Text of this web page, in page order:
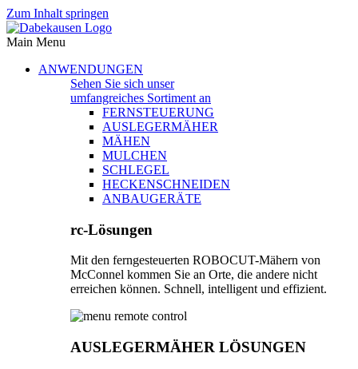
Zum Inhalt springen
Main Menu
ANWENDUNGEN
Sehen Sie sich unser
umfangreiches Sortiment an
FERNSTEUERUNG
AUSLEGERMÄHER
MÄHEN
MULCHEN
SCHLEGEL
HECKENSCHNEIDEN
ANBAUGERÄTE
rc-Lösungen
Mit den ferngesteuerten ROBOCUT-Mähern von
McConnel kommen Sie an Orte, die andere nicht
erreichen können. Schnell, intelligent und effizient.
AUSLEGERMÄHER LÖSUNGEN